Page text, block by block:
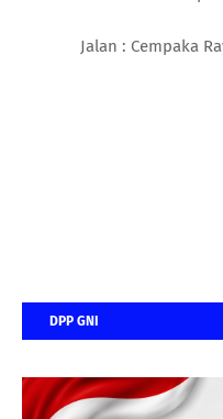
Jalan : Cempaka
DPP GNI